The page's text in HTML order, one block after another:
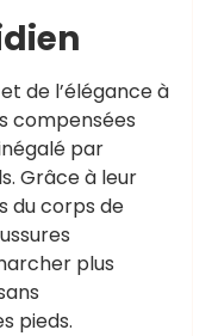
de l’élégance à
compensées
par
Grâce à leur
du corps de
plus
pieds.